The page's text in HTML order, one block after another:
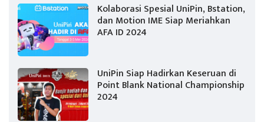
Kolaborasi Spesial UniPin, Bstation,
dan Motion IME Siap Meriahkan
AFA ID 2024
UniPin Siap Hadirkan Keseruan di
Point Blank National Championship
2024